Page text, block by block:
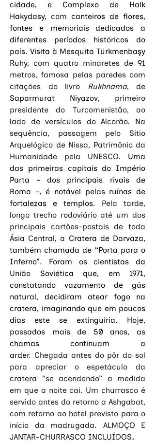
cidade, e Complexo de Halk
Hakydasy, com canteiros de flores,
fontes e memoriais dedicados a
diferentes períodos históricos do
país. Visita à Mesquita Türkmenbaşy
Ruhy, com quatro minaretes de 91
metros, famosa pelas paredes com
citações do livro Rukhnama
Saparmurat Niyazov, primeiro
presidente do Turcomenistão, ao
lado de versículos do Alcorão. Na
sequência, passagem pelo Sitio
Arquelógico de Nissa, Patrimônio da
Humanidade pela UNESCO. Uma
das primeiras capitais do Império
Parta – dos principais rivais de
Roma –, é notável pelas ruínas de
fortalezas e templos. Pela tarde,
longo trecho rodoviário até um dos
principais cartões-postais de toda
Ásia Central, a Cratera de Darvaza,
também chamada de “Porta para o
Inferno”. Foram os cientistas da
União Soviética que, em 1971,
constatando vazamento de gás
natural, decidiram atear fogo na
cratera, imaginando que em poucos
dias este se extinguiria. Hoje,
passados mais de 50 anos, as
chamas continuam a
arder. Chegada antes do pôr do sol
para apreciar o espetáculo da
cratera “se acendendo” a medida
em que a noite cai. Um churrasco é
servido antes do retorno a Ashgabat,
com retorno ao hotel previsto para o
início da madrugada. ALMOÇO E
JANTAR-CHURRASCO INCLUÍDOS.